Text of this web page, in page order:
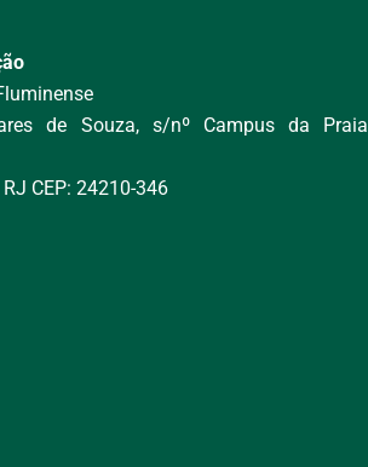
de Souza, s/nº Campus da Praia
CEP: 24210-346